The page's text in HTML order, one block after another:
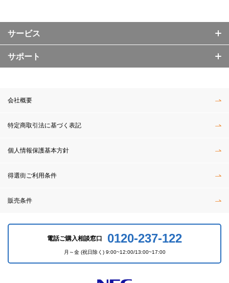
サービス
サポート
会社概要
特定商取引法に基づく表記
個人情報保護基本方針
得選街ご利用条件
販売条件
電話ご購入相談窓口 0120-237-122
月～金 (祝日除く) 9:00~12:00/13:00~17:00